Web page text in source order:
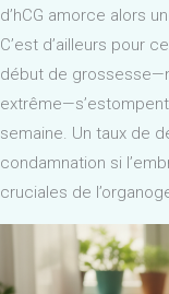
d’hCG amorce alors
C’est d’ailleurs pour
début de
semaine. Un taux de
condamnation si
cruciales de